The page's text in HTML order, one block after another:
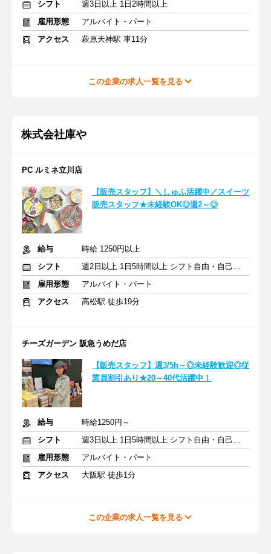
シフト
週3日以上 1日2時間以上
雇用形態
アルバイト・パート
アクセス
萩原天神駅 車11分
この企業の求人一覧を見る
株式会社庫や
PC ルミネ立川店
【販売スタッフ】＼しゅふ活躍中／スイーツ
販売スタッフ★未経験OK◎週2～◎
給与
時給 1250円以上
シフト
週2日以上 1日5時間以上 シフト自由・自己申告
雇用形態
アルバイト・パート
アクセス
高松駅 徒歩19分
チーズガーデン 阪急うめだ店
【販売スタッフ】週3/5h～◎未経験歓迎◎従
業員割引あり★20～40代活躍中！
給与
時給1250円～
シフト
週3日以上 1日5時間以上 シフト自由・自己申告
雇用形態
アルバイト・パート
アクセス
大阪駅 徒歩1分
この企業の求人一覧を見る